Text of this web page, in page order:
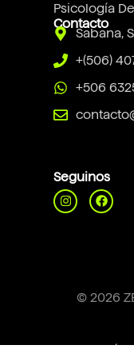
Psicología
Contacto
Sabana,
+(506)
+506
Seguinos
© 2026